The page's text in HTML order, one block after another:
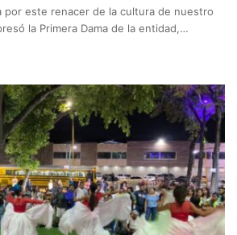
por este renacer de la cultura de nuestro
la Primera Dama de la entidad,…